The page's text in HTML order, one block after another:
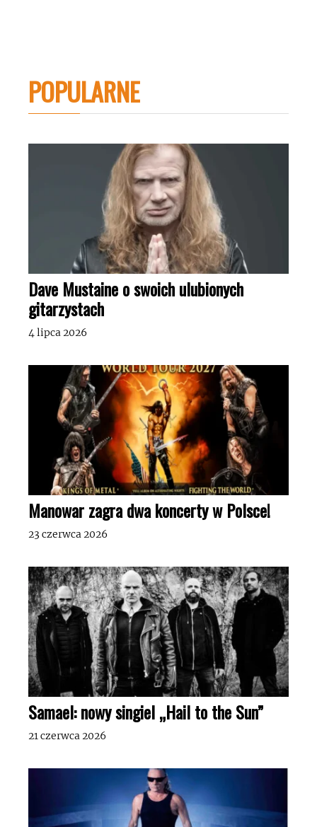
POPULARNE
Dave Mustaine o swoich ulubionych
gitarzystach
4 lipca 2026
Manowar zagra dwa koncerty w Polsce!
23 czerwca 2026
Samael: nowy singiel „Hail to the Sun”
21 czerwca 2026